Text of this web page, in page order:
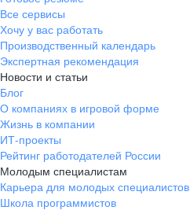
Все сервисы
Хочу у вас работать
Производственный календарь
Экспертная рекомендация
Новости и статьи
Блог
О компаниях в игровой форме
Жизнь в компании
ИТ-проекты
Рейтинг работодателей России
Молодым специалистам
Карьера для молодых специалистов
Школа программистов